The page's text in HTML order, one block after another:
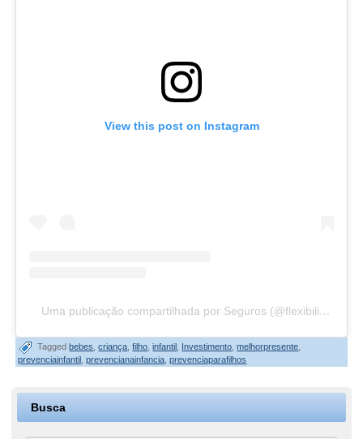
View this post on Instagram
Uma publicação compartilhada por Seguros (@flexibilidadeseguros)
Tagged bebes ,criança ,filho ,infantil Investimento ,melhorpresente
prevenciainfantil
,prevencianainfancia ,prevenciaparafilhos
Busca